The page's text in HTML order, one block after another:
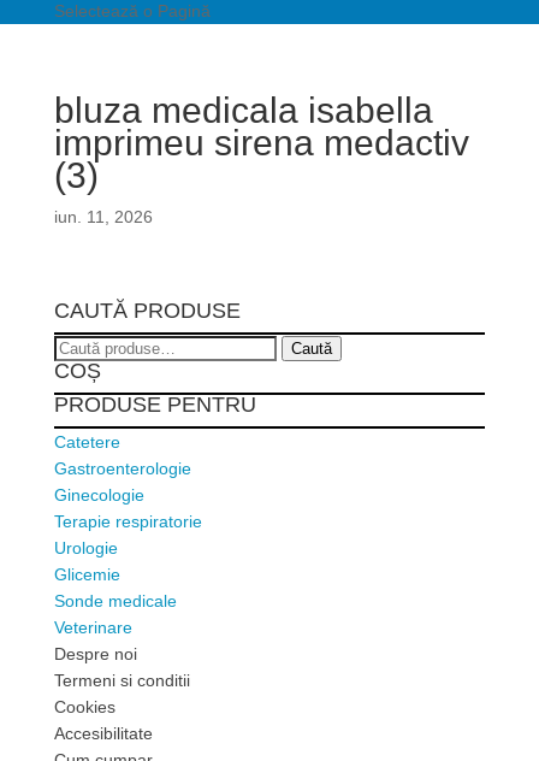
Selectează o Pagină
bluza medicala isabella
imprimeu sirena medactiv
(3)
iun. 11, 2026
CAUTĂ PRODUSE
Caută
după:
Caută
COȘ
PRODUSE PENTRU
Catetere
Gastroenterologie
Ginecologie
Terapie respiratorie
Urologie
Glicemie
Sonde medicale
Veterinare
Despre noi
Termeni si conditii
Cookies
Accesibilitate